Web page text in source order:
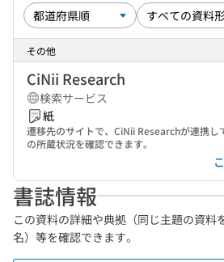
その他
CiNii Research
検索サービス
紙
遷移先のサイトで、CiNii Researchが連携し
の所蔵状況を確認できます。
書誌情報
この資料の詳細や典拠（同じ主題の資料
名）等を確認できます。